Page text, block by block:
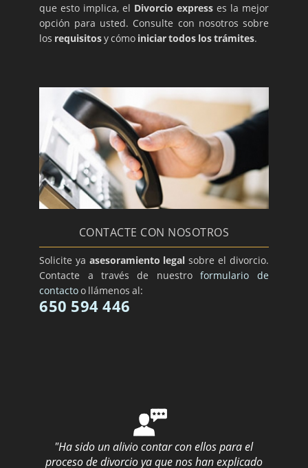
que esto implica, el Divorcio expresses la mejor
opción para usted. Consulte con nosotros sobre
los requisitosy cómo iniciar todos los trámites.
CONTACTE CON NOSOTROS
Solicite ya asesoramiento legal sobre el divorcio.
Contacte a través de nuestroformulario de
contactoo llámenos al:
650 594 446
"Ha sido un alivio contar con ellos para el
proceso de divorcio ya que nos han explicado